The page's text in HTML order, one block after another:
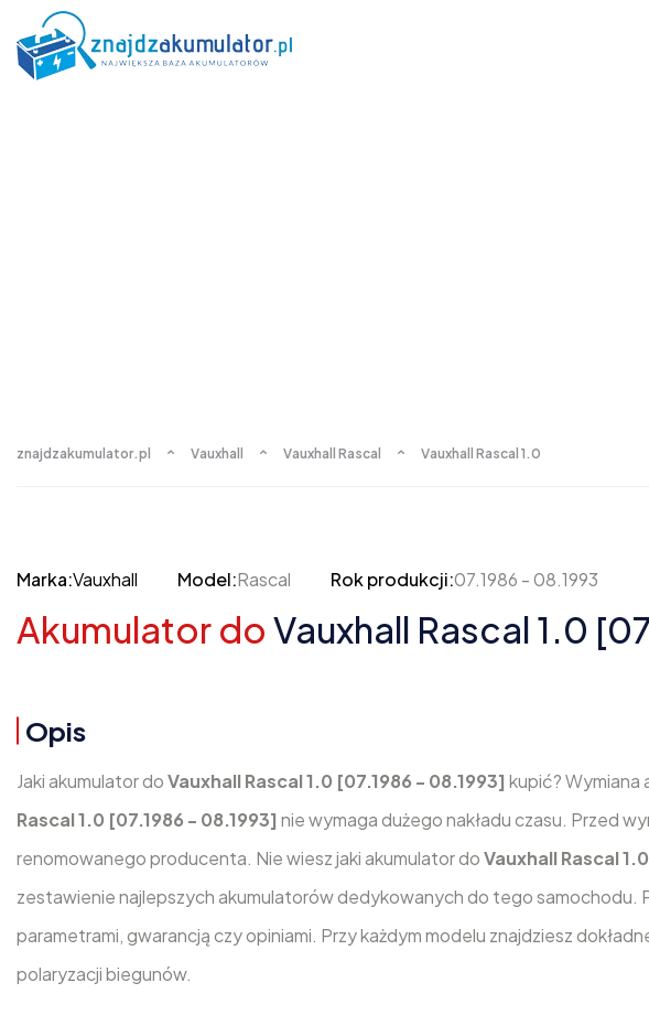
znajdzakumulator.pl Vauxhall Vauxhall Rascal Vauxhall Rascal 1.0
Marka:Vauxhall Model:Rascal Rok produkcji:07.1986 - 08.1993
Akumulator do Vauxhall Rascal 1.0
Opis
Jaki akumulator doVauxhall Rascal 1.0 [07.1986 - 08.1993] kupić? Wymiana
Rascal 1.0 [07.1986 - 08.1993] nie wymaga dużego nakładu czasu. Przed
renomowanego producenta. Nie wiesz jaki akumulator doVauxhall Rascal
zestawienie najlepszych akumulatorów dedykowanych do tego samochodu.
parametrami, gwarancją czy opiniami. Przy każdym modelu znajdziesz
polaryzacji biegunów.